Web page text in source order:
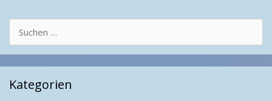
nach:
Kategorien